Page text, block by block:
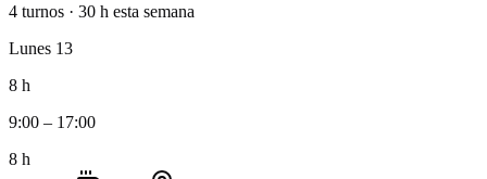
4 turnos · 30 h esta semana
Lunes 13
8 h
9:00 – 17:00
8 h